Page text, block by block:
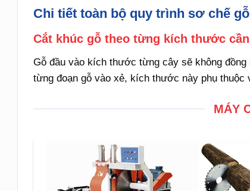
Chi tiết toàn bộ quy trình sơ chế
Cắt khúc gỗ theo từng kích thước
Gỗ đầu vào kích thước từng cây sẽ không
từng đoạn gỗ vào xẻ, kích thước này phụ
MÁY